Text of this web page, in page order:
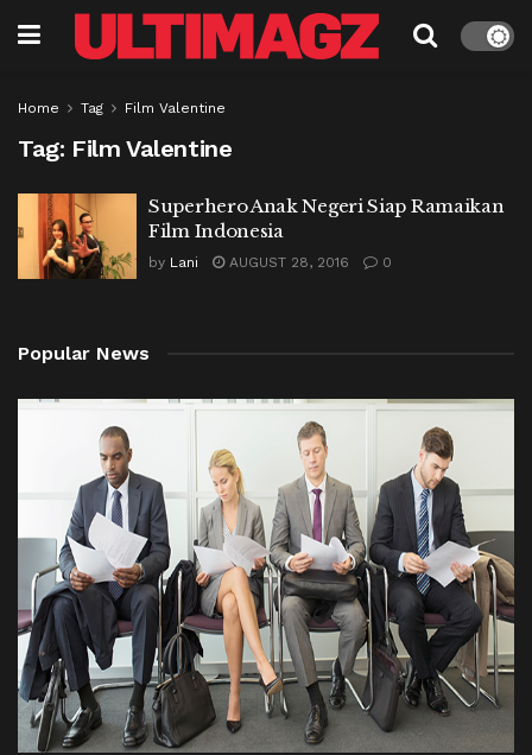
Home Tag Film Valentine
Tag: Film Valentine
Superhero Anak Negeri Siap Ramaikan
Film Indonesia
by Lani AUGUST 28, 2016 0
Popular News